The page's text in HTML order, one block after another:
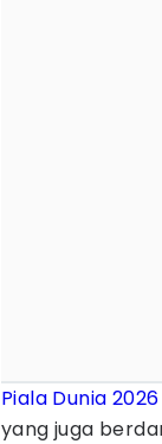
Piala Dunia 2026
yang juga